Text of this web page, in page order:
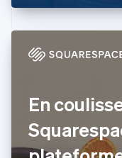
En
English
États-Unis
Finlande
English
Gibraltar
English
Grèce
English